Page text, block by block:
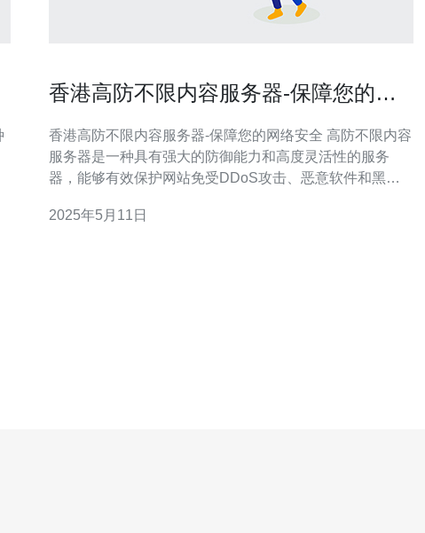
香港高防不限内容服务器-保障您的网
香港高防不限内容服务器-保障您的网络安全 高防不限内容
服务器是一种具有强大的防御能力和高度灵活性的服务
器，能够有效保护网站免受DDoS攻击、恶意软件和黑客
稳定性，能够为用户提供稳定、高速的网络体验。 香港作
2025年5月11日